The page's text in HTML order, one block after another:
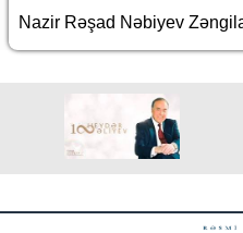
Nazir Rəşad Nəbiyev